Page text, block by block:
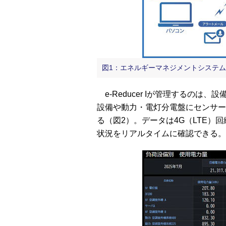
図1：エネルギーマネジメントシステ
e-Reducer Iが管理するのは、設
設備や動力・電灯分電盤にセンサ
る（図2）。データは4G（LTE）
状況をリアルタイムに確認できる。